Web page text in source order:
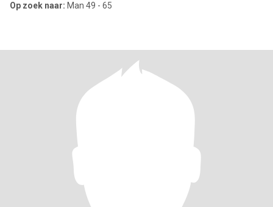
Op zoek naar: Man 49 - 65